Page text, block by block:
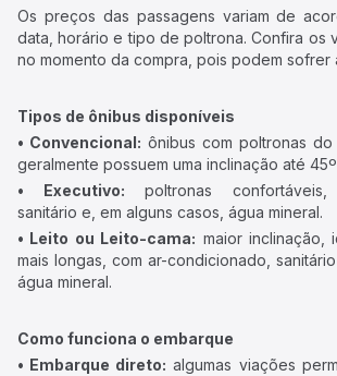
Os preços das passagens variam de
data, horário e tipo de poltrona. Confira os
no momento da compra, pois podem sofrer
Tipos de ônibus disponíveis
• Convencional: ônibus com poltronas
geralmente possuem uma inclinação até
• Executivo: poltronas confortáveis,
sanitário e, em alguns casos, água mineral.
• Leito ou Leito-cama: maior inclinação,
mais longas, com ar-condicionado,
água mineral.
Como funciona o embarque
• Embarque direto: algumas viações